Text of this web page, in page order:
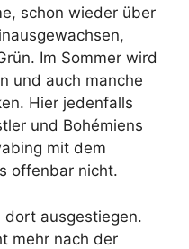
schon wieder über
Im Sommer wird
und auch manche
Hier jedenfalls
und Bohémiens
mit dem
offenbar nicht.
dort ausgestiegen.
mehr nach der